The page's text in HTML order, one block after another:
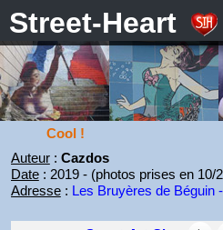
Street-Heart
Cool !
Auteur: Cazdos
Date: 2019 - (photos prises en 10/
Adresse: Les Bruyères de Béguin